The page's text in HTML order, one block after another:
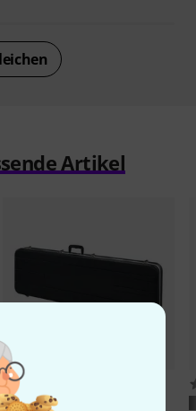
Artikel
PASST GARANTIERT